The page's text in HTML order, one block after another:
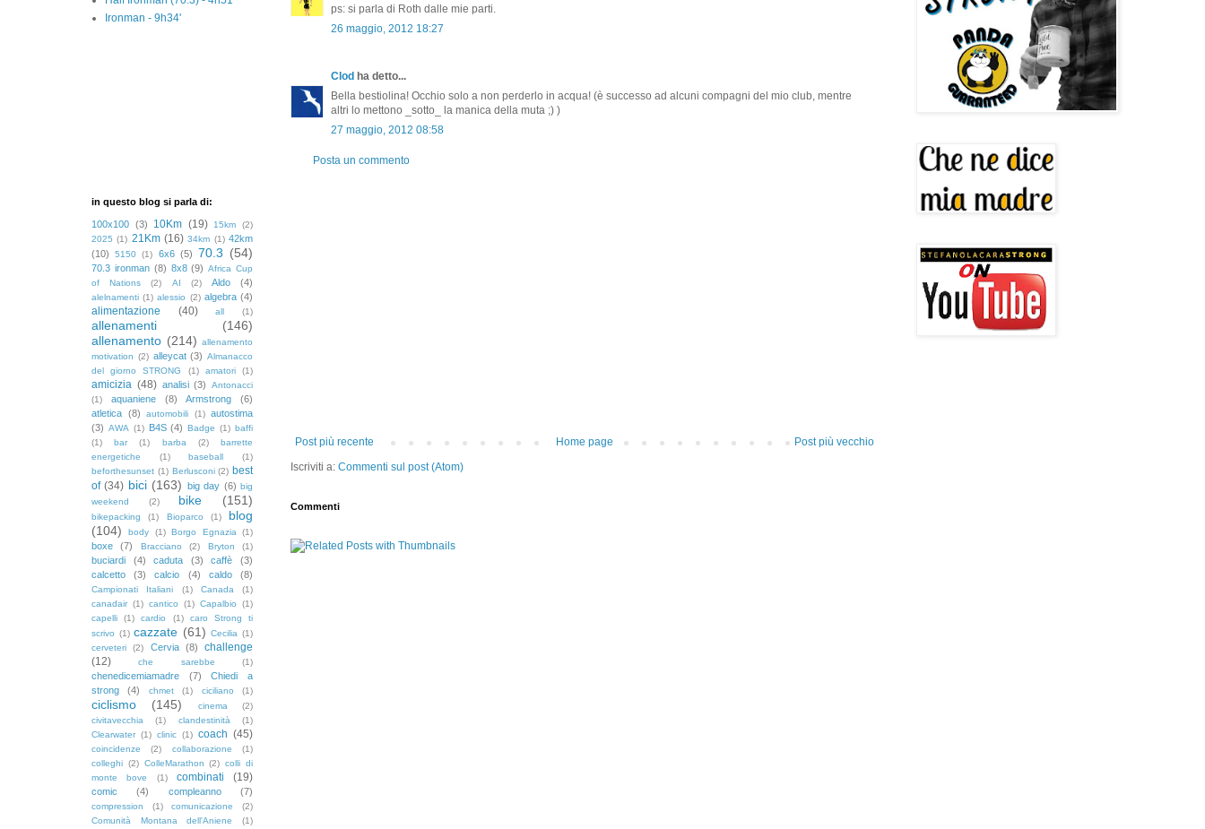
ps: si parla di Roth dalle mie parti.
26 maggio, 2012 18:27
Clod ha detto...
Bella bestiolina! Occhio solo a non perderlo in acqua! (è successo ad alcuni compagni del mio club, mentre
altri lo mettono _sotto_ la manica della muta ;) )
27 maggio, 2012 08:58
Posta un commento
Post più recente Post più vecchio
Home page
Iscriviti a: Commenti sul post (Atom)
Commenti
Ironman - 9h34'
in questo blog si parla di:
100x100 (3) 10Km (19) 15km
(2)
2025 (1) 21Km (16) 34km (1) 42km
(10)
5150 (1) 6x6 (5) 70.3 (54)
70.3 ironman (8) 8x8 (9) Africa Cup
of Nations
(2) AI (2) Aldo (4)
alelnamenti (1) alessio (2) algebra (4)
alimentazione (40) all (1)
allenamenti
(146)
allenamento (214) allenamento
motivation (2) alleycat (3) Almanacco
del giorno STRONG
(1) amatori (1)
amicizia (48) analisi (3)
Antonacci
(1)
aquaniene (8) Armstrong
(6)
atletica (8) automobili (1) autostima
(3) AWA (1) B4S (4) Badge (1) baffi
(1)
bar (1) barba (2)
barrette
energetiche
(1) baseball
(1)
beforthesunset (1) Berlusconi (2) best
of (34) bici (163) big day (6) big
weekend
(2) bike (151)
bikepacking (1) Bioparco (1)
blog
(104)
body (1) Borgo Egnazia (1)
boxe (7) Bracciano (2) Bryton (1)
buciardi (4) caduta (3) caffè
(3)
calcetto
(3) calcio (4) caldo (8)
Campionati Italiani (1) Canada
(1)
canadair (1) cantico (1) Capalbio
(1)
capelli
(1) cardio (1)
caro Strong ti
scrivo (1) cazzate (61) Cecilia (1)
cerveteri
(2) Cervia (8)
challenge
(12)
che sarebbe (1)
chenedicemiamadre (7)
Chiedi a
strong
(4) chmet (1) ciciliano (1)
ciclismo (145) cinema
(2)
civitavecchia
(1) clandestinità
(1)
Clearwater (1) clinic (1) coach (45)
coincidenze (2) collaborazione
(1)
colleghi (2) ColleMarathon (2) colli di
monte bove
(1) combinati (19)
comic (4) compleanno (7)
compression (1) comunicazione
(2)
Comunità Montana dell'Aniene
(1)